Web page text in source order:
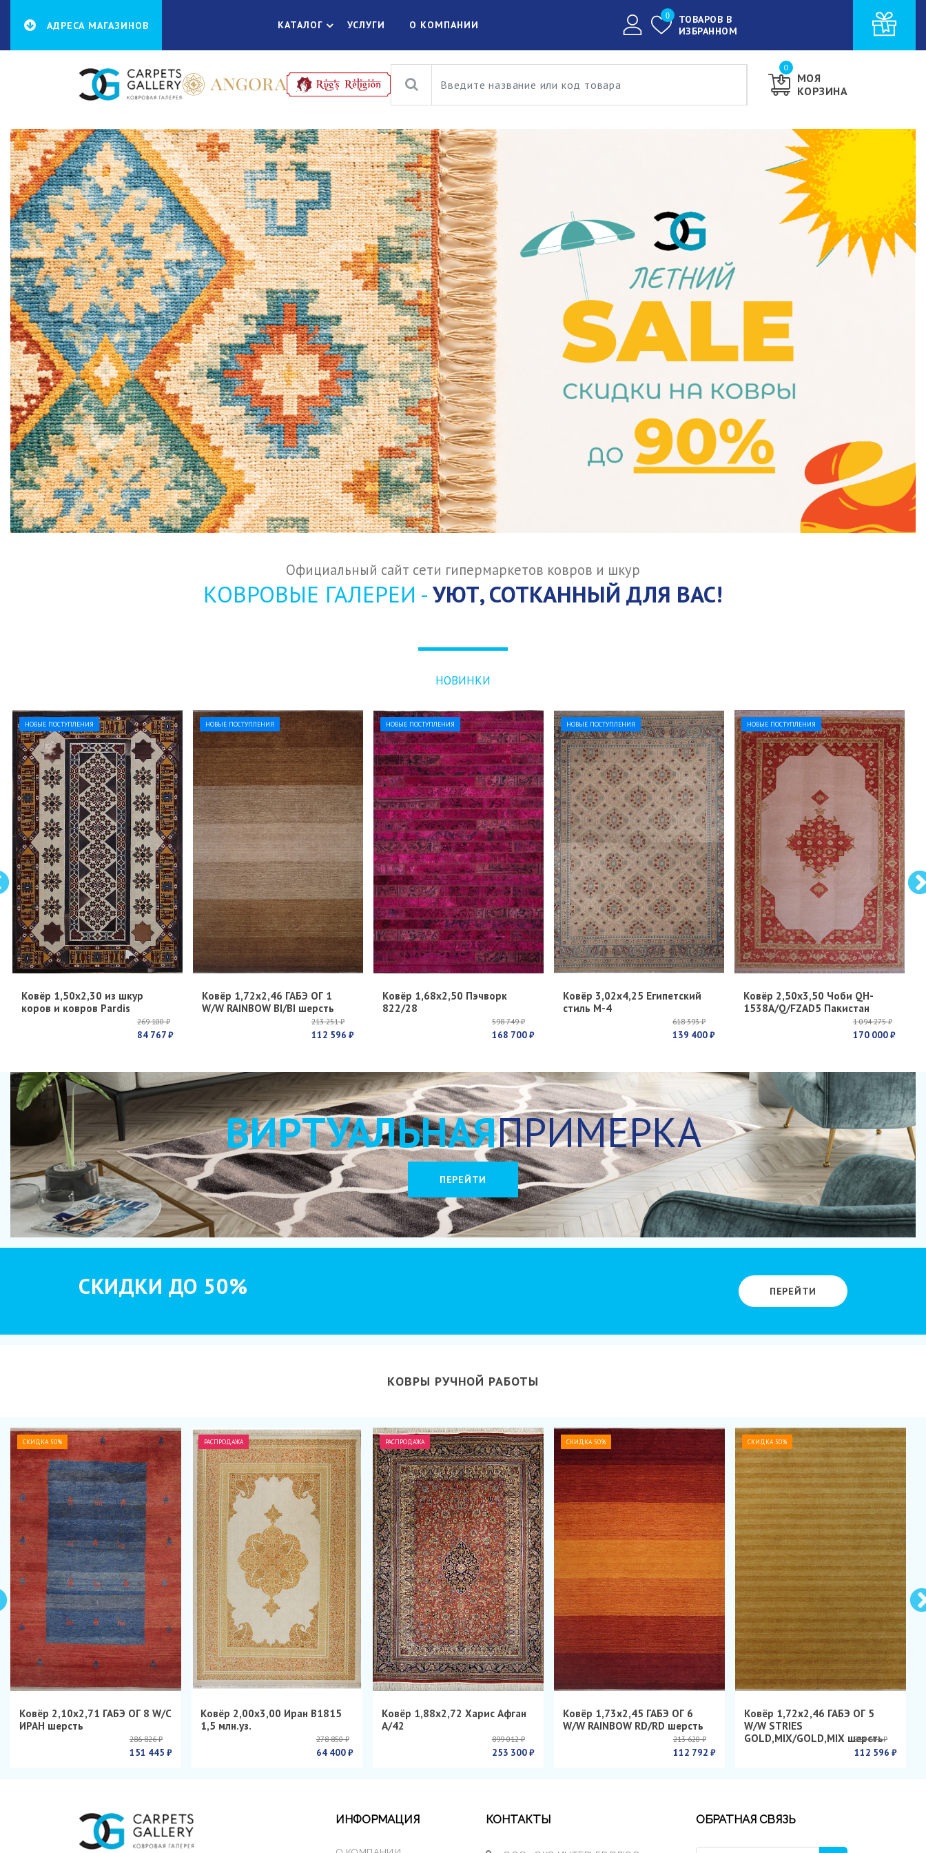
АДРЕСА МАГАЗИНОВ КАТАЛОГ УСЛУГИ О КОМПАНИИ
ТОВАРОВ В
ИЗБРАННОМ
0
МОЯ
КОРЗИНА
0
Официальный сайт сети гипермаркетов ковров и шкур
КОВРОВЫЕ ГАЛЕРЕИ -УЮТ, СОТКАННЫЙ ДЛЯ ВАС!
НОВИНКИ
НОВЫЕ ПОСТУПЛЕНИЯ
Ковёр 1,50х2,30 из шкур
коров и ковров Pardis
269 100 ₽
84 767 ₽
НОВЫЕ ПОСТУПЛЕНИЯ
Ковёр 1,72х2,46 ГАБЭ ОГ 1
W/W RAINBOW BI/BI шерсть
213 251 ₽
112 596 ₽
НОВЫЕ ПОСТУПЛЕНИЯ
Ковёр 1,68х2,50 Пэчворк
822/28
598 749 ₽
168 700 ₽
НОВЫЕ ПОСТУПЛЕНИЯ
Ковёр 3,02х4,25 Египетский
стиль М-4
618 393 ₽
139 400 ₽
НОВЫЕ ПОСТУПЛЕНИЯ
Ковёр 2,50х3,50 Чоби QH-
1538A/Q/FZAD5 Пакистан
1 094 275 ₽
170 000 ₽
ВИРТУАЛЬНАЯПРИМЕРКА
ПЕРЕЙТИ
СКИДКИ ДО 50% ПЕРЕЙТИ
КОВРЫ РУЧНОЙ РАБОТЫ
СКИДКА 50%
Ковёр 2,10х2,71 ГАБЭ ОГ 8 W/C
ИРАН шерсть
286 826 ₽
151 445 ₽
РАСПРОДАЖА
Ковёр 2,00х3,00 Иран B1815
1,5 млн.уз.
278 850 ₽
64 400 ₽
РАСПРОДАЖА
Ковёр 1,88х2,72 Харис Афган
А/42
899 012 ₽
253 300 ₽
СКИДКА 50%
Ковёр 1,73х2,45 ГАБЭ ОГ 6
W/W RAINBOW RD/RD шерсть
213 620 ₽
112 792 ₽
СКИДКА 50%
Ковёр 1,72х2,46 ГАБЭ ОГ 5
W/W STRIES
GOLD,MIX/GOLD,MIX шерсть
214 603 ₽
112 596 ₽
ИНФОРМАЦИЯ КОНТАКТЫ ОБРАТНАЯ СВЯЗЬ